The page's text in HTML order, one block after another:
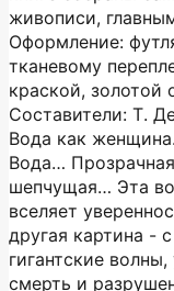
живописи,
Оформление:
тканевому
краской, золотой
Составители: Т.
Вода как женщина.
Вода…
шепчущая… Эта
вселяет
другая картина -
гигантские
смерть и